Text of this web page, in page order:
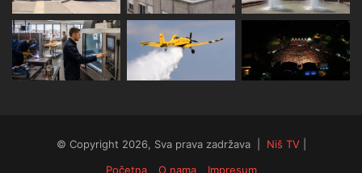
© Copyright 2026, Sva prava zadržava | Niš TV|
Početna
O nama Impresum